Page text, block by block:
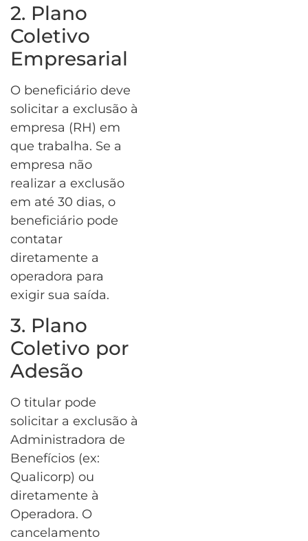
2. Plano
Coletivo
Empresarial
O beneficiário deve
solicitar a exclusão à
empresa (RH) em
que trabalha. Se a
empresa não
realizar a exclusão
em até 30 dias, o
beneficiário pode
contatar
diretamente a
operadora para
exigir sua saída.
3. Plano
Coletivo por
Adesão
O titular pode
solicitar a exclusão à
Administradora de
Benefícios (ex:
Qualicorp) ou
diretamente à
Operadora. O
cancelamento